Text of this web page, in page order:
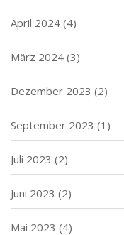
April 2024 (4)
März 2024 (3)
Dezember 2023 (2)
September 2023 (1)
Juli 2023 (2)
Juni 2023 (2)
Mai 2023 (4)